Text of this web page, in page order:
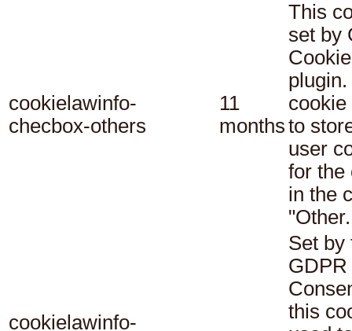
cookielawinfo-
checbox-others
11
months
This
set by
cookie
to
user
for the
in the
"Other.
cookielawinfo-
Set by
this